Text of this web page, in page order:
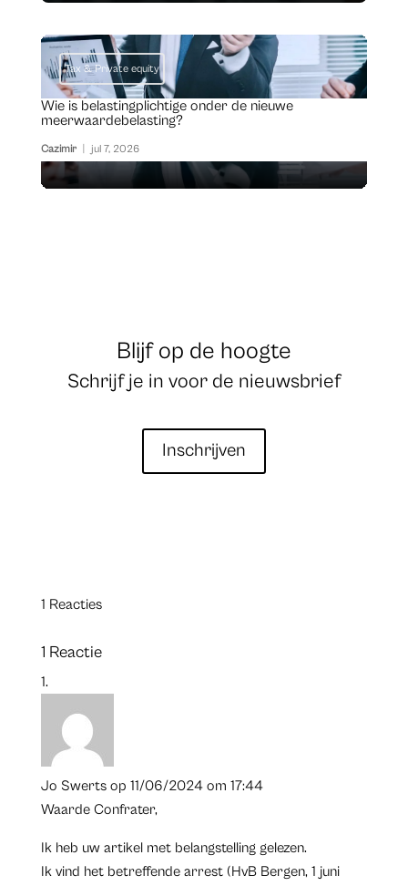
Tax & Private equity
Wie is belastingplichtige onder de nieuwe
meerwaardebelasting?
Cazimir jul 7, 2026
Blijf op de hoogte
Schrijf je in voor de nieuwsbrief
Inschrijven
1 Reacties
1 Reactie
Jo Swerts op 11/06/2024 om 17:44
Waarde Confrater,
Ik heb uw artikel met belangstelling gelezen.
Ik vind het betreffende arrest (HvB Bergen, 1 juni